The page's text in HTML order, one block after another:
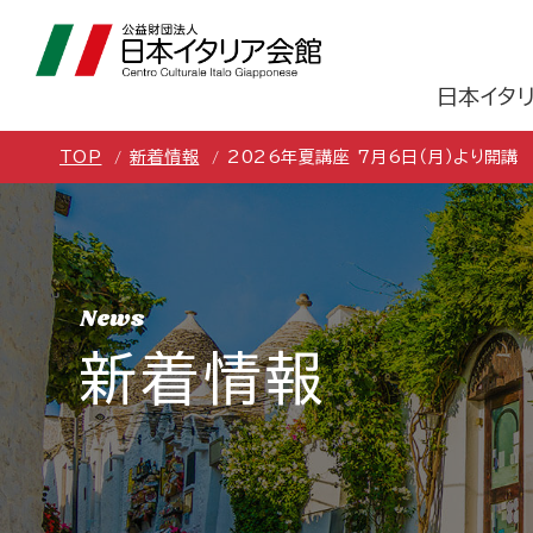
日本イタ
TOP 新着情報 2026年夏講座 7月6日（月）より開講
News
新着情報